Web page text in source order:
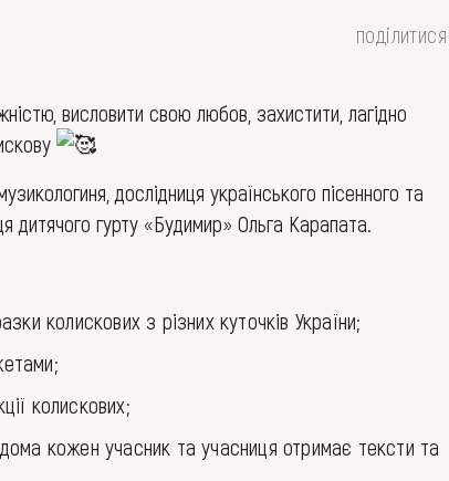
поділитися
висловити свою любов, захистити, лагідно
дослідниця українського пісенного та
дитячого гурту «Будимир» Ольга Карапата.
колискових з різних куточків України;
колискових;
кожен учасник та учасниця отримає тексти та